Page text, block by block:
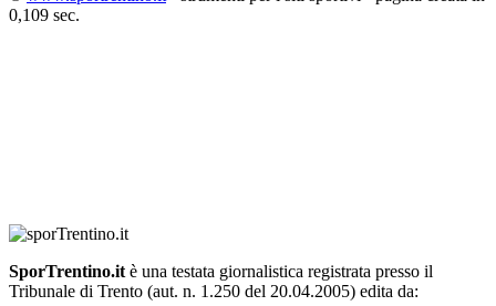
0,109 sec.
SporTrentino.it è una testata giornalistica registrata presso il
Tribunale di Trento (aut. n. 1.250 del 20.04.2005) edita da: